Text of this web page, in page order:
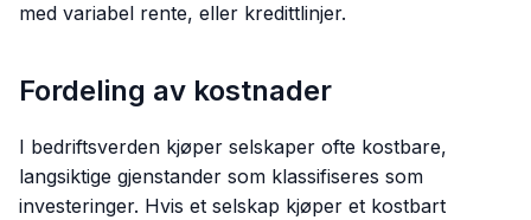
med variabel rente, eller kredittlinjer.
Fordeling av kostnader
I bedriftsverden kjøper selskaper ofte kostbare,
langsiktige gjenstander som klassifiseres som
investeringer. Hvis et selskap kjøper et kostbart